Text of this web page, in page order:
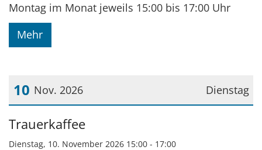
Montag im Monat jeweils 15:00 bis 17:00 Uhr
Mehr
Dienstag
10 Nov. 2026
Datum: 10. November 2026
Trauerkaffee
Dienstag, 10. November 2026 15:00 - 17:00